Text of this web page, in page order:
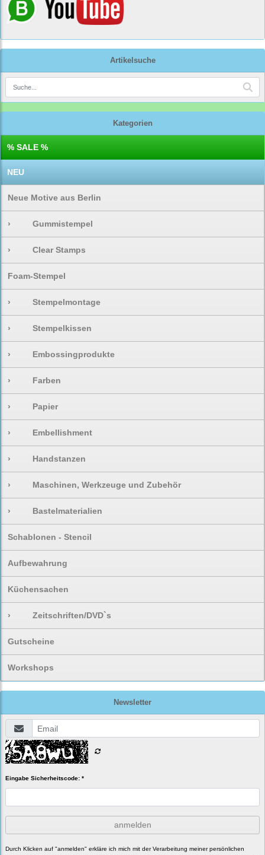
Artikelsuche
Kategorien
% SALE %
NEU
Neue Motive aus Berlin
› Gummistempel
› Clear Stamps
Foam-Stempel
› Stempelmontage
› Stempelkissen
› Embossingprodukte
› Farben
› Papier
› Embellishment
› Handstanzen
› Maschinen, Werkzeuge und Zubehör
› Bastelmaterialien
Schablonen - Stencil
Aufbewahrung
Küchensachen
› Zeitschriften/DVD`s
Gutscheine
Workshops
Newsletter
Eingabe Sicherheitscode: *
anmelden
Durch Klicken auf "anmelden" erkläre ich mich mit der Verarbeitung meiner persönlichen